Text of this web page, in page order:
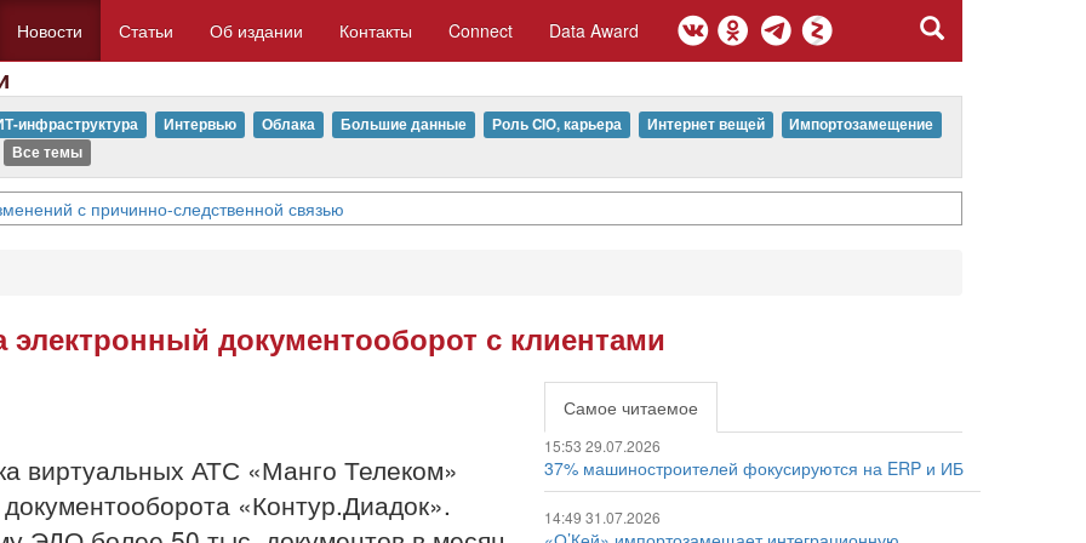
Новости Статьи Об издании Контакты Connect Data Award
инфраструктура Интервью Облака Большие данные Роль CIO, карьера Интернет вещей
Импортозамещение
Все темы
с причинно-следственной связью
документооборот с клиентами
виртуальных АТС «Манго Телеком»
«Контур.Диадок».
Самое читаемое
15:53 29.07.2026
37% машиностроителей фокусируются на ERP и ИБ
14:49 31.07.2026